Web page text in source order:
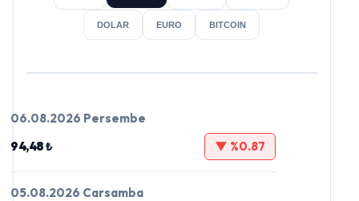
DOLAR EURO BITCOIN
06.08.2026 Persembe
94,48 ₺
▼ %0.87
05.08.2026 Carsamba